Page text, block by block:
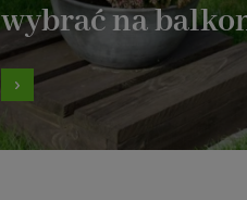
wybrać na